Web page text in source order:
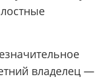
владелец —